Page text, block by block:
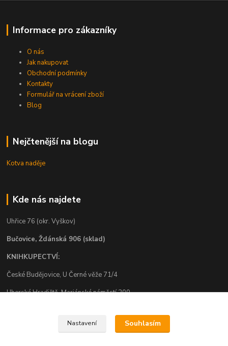
Informace pro zákazníky
O nás
Jak nakupovat
Obchodní podmínky
Kontakty
Formulář na vrácení zboží
Blog
Nejčtenější na blogu
Kotva naděje
Kde nás najdete
Uhřice 76 (okr. Vyškov)
Bučovice, Ždánská 906 (sklad)
KNIHKUPECTVÍ:
České Budějovice, U Černé věže 71/4
Uherské Hradiště, Mariánské náměstí 200
Nastavení Souhlasím